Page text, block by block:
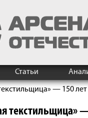
Статьи
— 150
текстильщица»